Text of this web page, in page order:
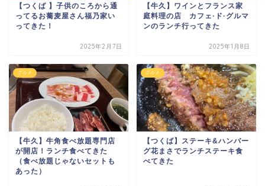
【つくば 】子供のころから通
ってるお蕎麦屋さん福乃家い
ってきた！
2025年2月7日
【牛久】ワインとフランス家
庭料理の店 カフェ·ド·グルマ
ンのランチ行ってきた
2025年1月8日
グルメ
【牛久】牛角食べ放題専門店
が開店！ランチ食べてきた
（食べ放題じゃないセットも
あった）
グルメ
【つくば】ステーキ&ハンバー
グ花まさでランチステーキ食
べてきた